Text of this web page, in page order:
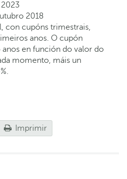
2018
con cupóns trimestrais,
anos. O cupón
anos en función do valor do
momento, máis un
Imprimir